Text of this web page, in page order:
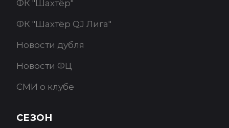
ФК "Шахтёр"
ФК "Шахтёр QJ Лига"
Новости дубля
Новости ФЦ
СМИ о клубе
СЕЗОН